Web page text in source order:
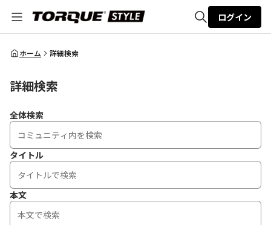
全体検索
ログイン
ホーム 詳細検索
詳細検索
全体検索
タイトル
本文